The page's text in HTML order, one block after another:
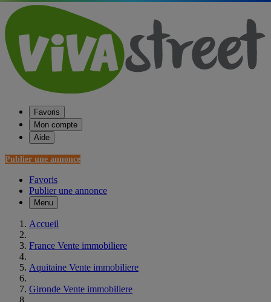
Favoris
Mon compte
Aide
Publier une annonce
Favoris
Publier une annonce
Menu
Accueil
France Vente immobiliere
Aquitaine Vente immobiliere
Gironde Vente immobiliere